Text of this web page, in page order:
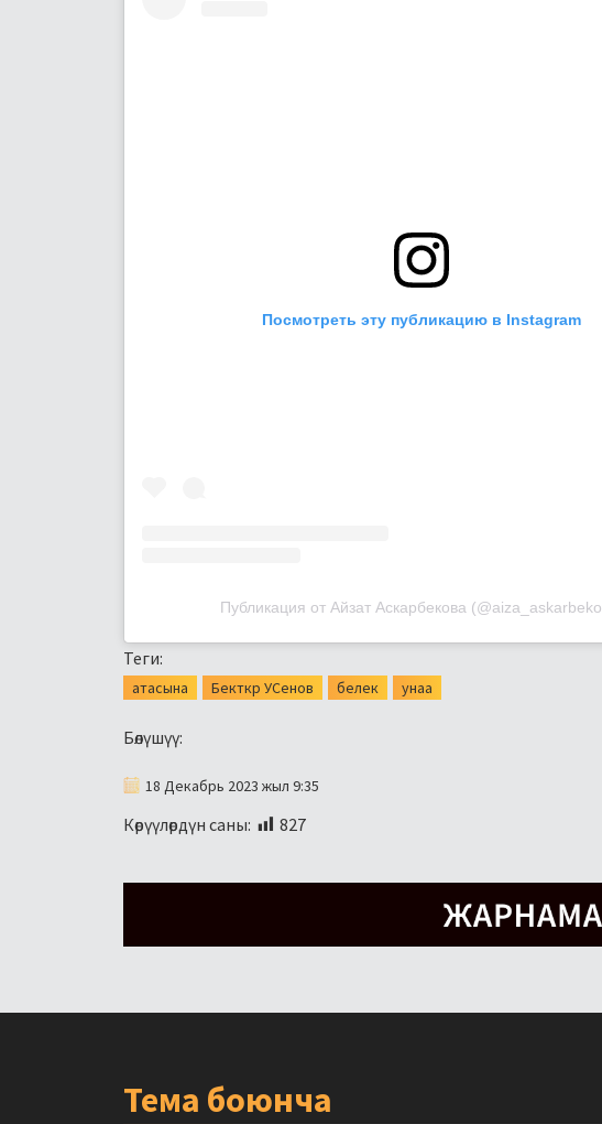
Посмотреть эту публикацию в Instagram
Публикация от Айзат Аскарбекова
Теги:
атасына Бекткр УСенов белек унаа
Бөлүшүү:
18 Декабрь 2023 жыл 9:35
Көрүүлөрдүн саны: 827
Тема боюнча